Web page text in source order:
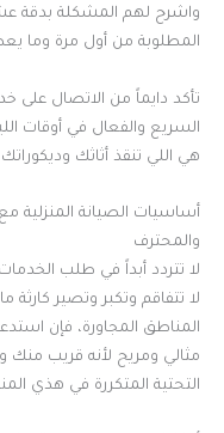
واشرح لهم المشكلة بدقة
المطلوبة من أول مرة وما
تأكد دايماً من الاتصال على
السريع والفعال في أوقات
هي اللي تنقذ أثاثك
أساسيات الصيانة المنزلية
والمحترف
لا تتردد أبداً في طلب
لا تتفاقم وتكبر وتصير
المناطق المجاورة، فإن
مثالي ومريح لأنه قريب منك
التحتية المتكررة في هذي